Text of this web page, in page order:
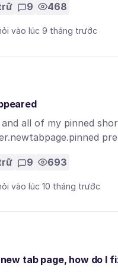
9 468
vào lúc 9 tháng trước
all of my pinned
9 693
vào lúc 10 tháng trước
tab page, how do I